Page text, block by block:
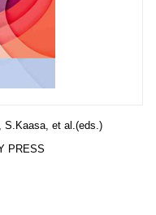
S.Kaasa, et al.(eds.)
PRESS